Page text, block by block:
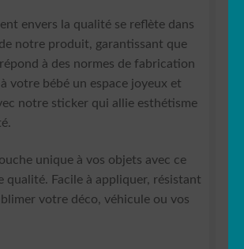
envers la qualité se reflète dans
notre produit, garantissant que
à des normes de fabrication
votre bébé un espace joyeux et
notre sticker qui allie esthétisme
unique à vos objets avec ce
qualité. Facile à appliquer, résistant
votre déco, véhicule ou vos